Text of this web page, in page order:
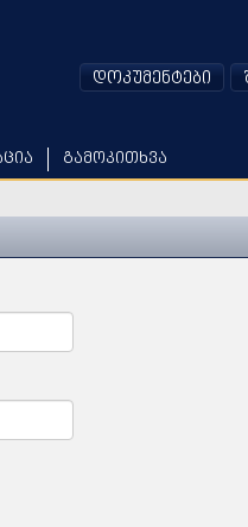
გამოკითხვა
დოკუმენტები